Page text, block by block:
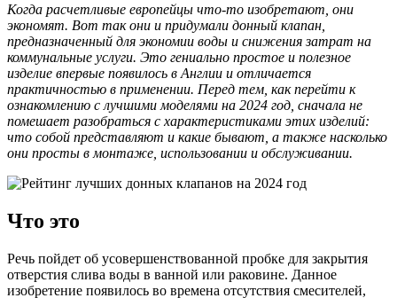
Когда расчетливые европейцы что-то изобретают, они
экономят. Вот так они и придумали донный клапан,
предназначенный для экономии воды и снижения затрат на
коммунальные услуги. Это гениально простое и полезное
изделие впервые появилось в Англии и отличается
практичностью в применении. Перед тем, как перейти к
ознакомлению с лучшими моделями на 2024 год, сначала не
помешает разобраться с характеристиками этих изделий:
что собой представляют и какие бывают, а также насколько
они просты в монтаже, использовании и обслуживании.
Что это
Речь пойдет об усовершенствованной пробке для закрытия
отверстия слива воды в ванной или раковине. Данное
изобретение появилось во времена отсутствия смесителей,